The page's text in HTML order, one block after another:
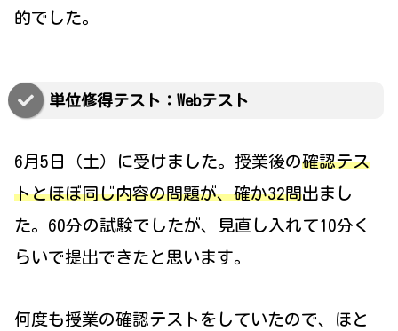
的でした。
単位修得テスト：Webテスト
6月5日（土）に受けました。授業後の確認テス
トとほぼ同じ内容の問題が、確か32問出まし
た。60分の試験でしたが、見直し入れて10分く
らいで提出できたと思います。
何度も授業の確認テストをしていたので、ほと